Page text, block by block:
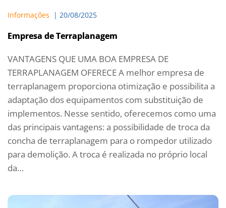
Informações
  |
20/08/2025
Empresa de Terraplanagem
VANTAGENS QUE UMA BOA EMPRESA DE
TERRAPLANAGEM OFERECE A melhor empresa de
terraplanagem proporciona otimização e possibilita a
adaptação dos equipamentos com substituição de
implementos. Nesse sentido, oferecemos como uma
das principais vantagens: a possibilidade de troca da
concha de terraplanagem para o rompedor utilizado
para demolição. A troca é realizada no próprio local
da…